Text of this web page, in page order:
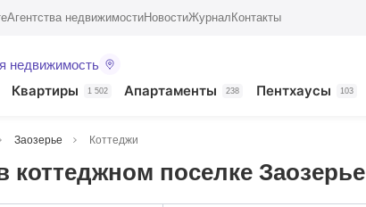
Агентства недвижимостиНовостиЖурнал Контакты
недвижимость
Квартиры 1 502 Апартаменты 238 Пентхаусы 103
Заозерье Коттеджи
поселке Заозерье